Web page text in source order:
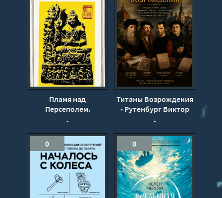
Пламя над
Персеполем.
Поворотный пункт
Мортимер
-
Титаны Возрождения
- Рутенбург Виктор
-
0 0